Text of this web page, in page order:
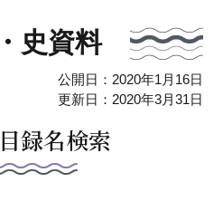
史資料
公開日：2020年1月16日
更新日：2020年3月31日
録名検索